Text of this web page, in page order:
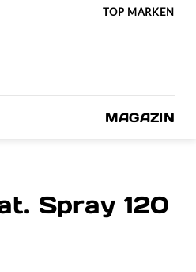
TOP MARKEN
MAGAZIN
Spray 120